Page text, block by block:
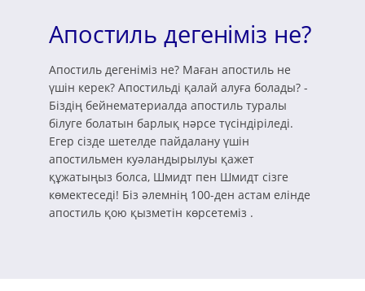
Апостиль дегеніміз не?
Апостиль дегеніміз не? Маған апостиль не
үшін керек? Апостильді қалай алуға болады? -
Біздің бейнематериалда апостиль туралы
білуге болатын барлық нәрсе түсіндіріледі.
Егер сізде шетелде пайдалану үшін
апостильмен куәландырылуы қажет
құжатыңыз болса, Шмидт пен Шмидт сізге
көмектеседі! Біз әлемнің 100-ден астам елінде
апостиль қою қызметін көрсетеміз .